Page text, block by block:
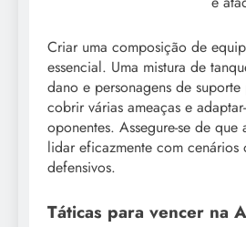
Criar uma composição de
essencial. Uma mistura de
dano e personagens de
cobrir várias ameaças e
oponentes. Assegure-se de
lidar eficazmente com cenários
defensivos.
Táticas para vencer na